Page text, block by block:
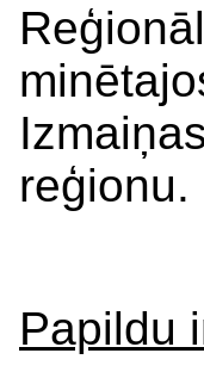
reģionu.
Papildu